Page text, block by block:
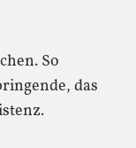
So
das